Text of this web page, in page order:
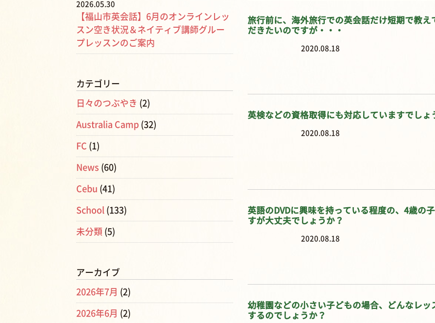
旅行前に、海外旅行での英会話だけ短期で教え
だきたいのですが・・・
2020.08.18
英検などの資格取得にも対応していますでしょ
2020.08.18
英語のDVDに興味を持っている程度の、4歳の
すが大丈夫でしょうか？
2020.08.18
幼稚園などの小さい子どもの場合、どんなレッ
するのでしょうか？
2026.05.30
【福山市英会話】6月のオンラインレッ
スン空き状況＆ネイティブ講師グルー
プレッスンのご案内
カテゴリー
日々のつぶやき (2)
Australia Camp (32)
FC (1)
News (60)
Cebu (41)
School (133)
未分類 (5)
アーカイブ
2026年7月 (2)
2026年6月 (2)